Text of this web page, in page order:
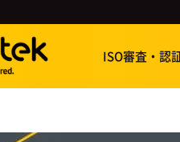
ISO審査・認